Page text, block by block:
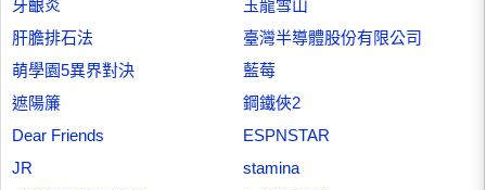
牙齦炎
玉龍雪山
肝膽排石法
臺灣半導體股份有限公司
萌學園5異界對決
藍莓
遮陽簾
鋼鐵俠2
Dear Friends
ESPNSTAR
JR
stamina